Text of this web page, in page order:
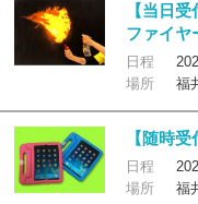
【当日
ファイヤ
日程
場所
福
【随時
日程
場所
福